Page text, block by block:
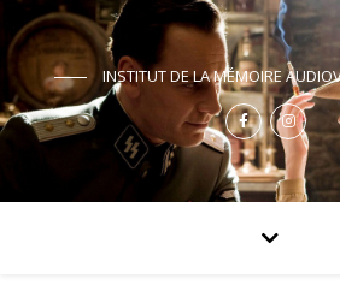
INSTITUT DE LA MÉMOIRE